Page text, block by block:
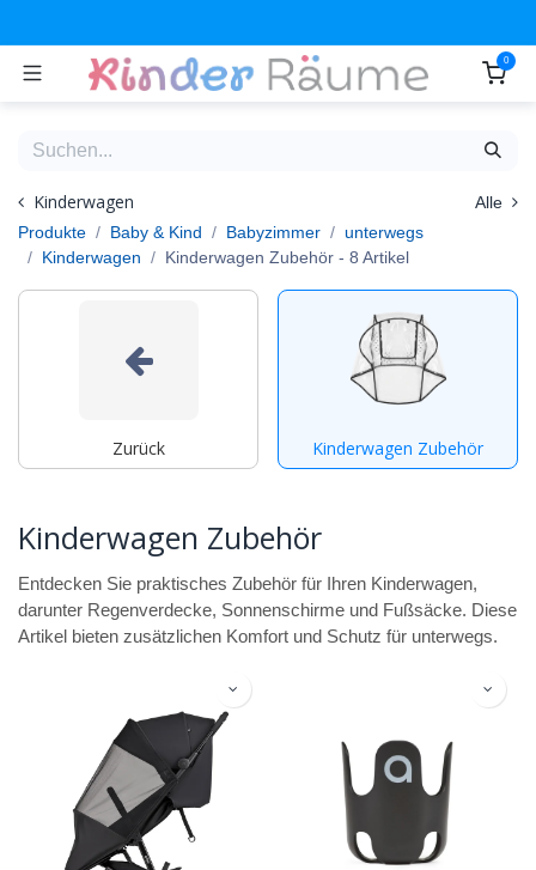
0
Kinderwagen
Alle
Produkte
Baby & Kind Babyzimmer
unterwegs
Kinderwagen
Kinderwagen Zubehör - 8 Artikel
Zurück Kinderwagen Zubehör
Kinderwagen Zubehör
Entdecken Sie praktisches Zubehör für Ihren Kinderwagen,
darunter Regenverdecke, Sonnenschirme und Fußsäcke. Diese
Artikel bieten zusätzlichen Komfort und Schutz für unterwegs.